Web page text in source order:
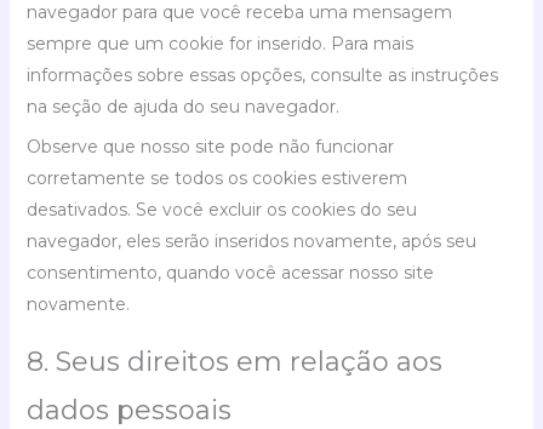
navegador para que você receba uma mensagem
sempre que um cookie for inserido. Para mais
informações sobre essas opções, consulte as instruções
na seção de ajuda do seu navegador.
Observe que nosso site pode não funcionar
corretamente se todos os cookies estiverem
desativados. Se você excluir os cookies do seu
navegador, eles serão inseridos novamente, após seu
consentimento, quando você acessar nosso site
novamente.
8. Seus direitos em relação aos
dados pessoais